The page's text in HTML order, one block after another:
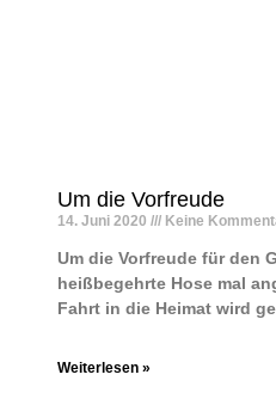
Um die Vorfreude
14. Juni 2020 Keine
Um die Vorfreude für den
heißbegehrte Hose mal
Fahrt in die Heimat wird
Weiterlesen »